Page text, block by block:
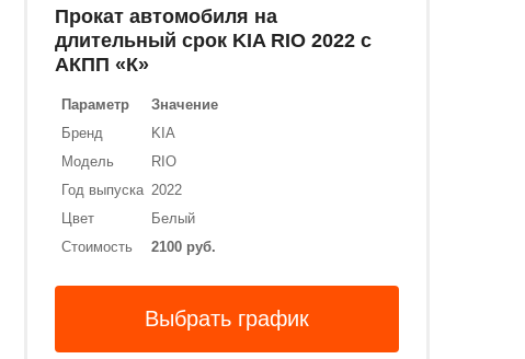
Прокат автомобиля на
длительный срок KIA RIO 2022 с
АКПП «К»
Параметр
Значение
Бренд
KIA
Модель
RIO
Год выпуска 2022
Цвет
Белый
Стоимость
2100 руб.
Выбрать график